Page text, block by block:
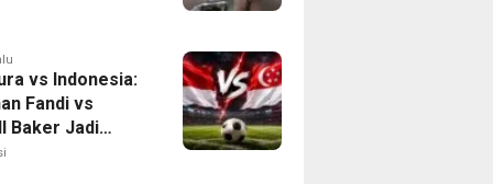
Langkah
vs Indonesia:
Fandi vs
Baker Jadi
di Piala AFF